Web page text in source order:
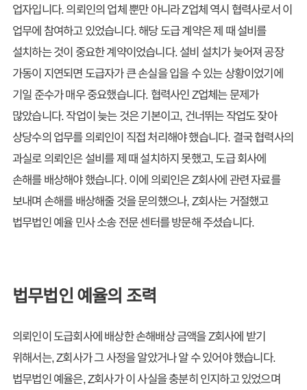
업자입니다. 의뢰인의 업체 뿐만 아니라 Z업체 역시 협력사로서 이
업무에 참여하고 있었습니다. 해당 도급 계약은 제 때 설비를
설치하는 것이 중요한 계약이었습니다. 설비 설치가 늦어져 공장
가동이 지연되면 도급자가 큰 손실을 입을 수 있는 상황이었기에
기일 준수가 매우 중요했습니다. 협력사인 Z업체는 문제가
많았습니다. 작업이 늦는 것은 기본이고, 건너뛰는 작업도 잦아
상당수의 업무를 의뢰인이 직접 처리해야 했습니다. 결국 협력사의
과실로 의뢰인은 설비를 제 때 설치하지 못했고, 도급 회사에
손해를 배상해야 했습니다. 이에 의뢰인은 Z회사에 관련 자료를
보내며 손해를 배상해줄 것을 문의했으나, Z회사는 거절했고
법무법인 예율 민사 소송 전문 센터를 방문해 주셨습니다.
법무법인 예율의 조력
의뢰인이 도급회사에 배상한 손해배상 금액을 Z회사에 받기
위해서는, Z회사가 그 사정을 알았거나 알 수 있어야 했습니다.
법무법인 예율은, Z회사가 이 사실을 충분히 인지하고 있었으며